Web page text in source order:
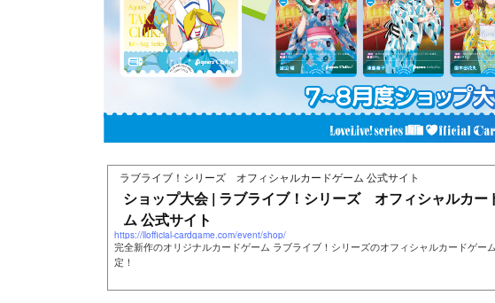
ラブライブ！シリーズ オフィシャルカードゲーム 公式サイト
ショップ大会 | ラブライブ！シリーズ オフィシャルカー
ム 公式サイト
https://llofficial-cardgame.com/event/shop/
完全新作のオリジナルカードゲーム ラブライブ！シリーズのオフィシャルカードゲー
定！